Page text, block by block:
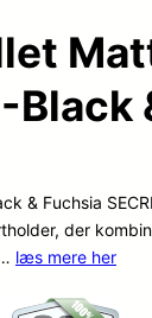
& Fuchsia
der
læs mere her